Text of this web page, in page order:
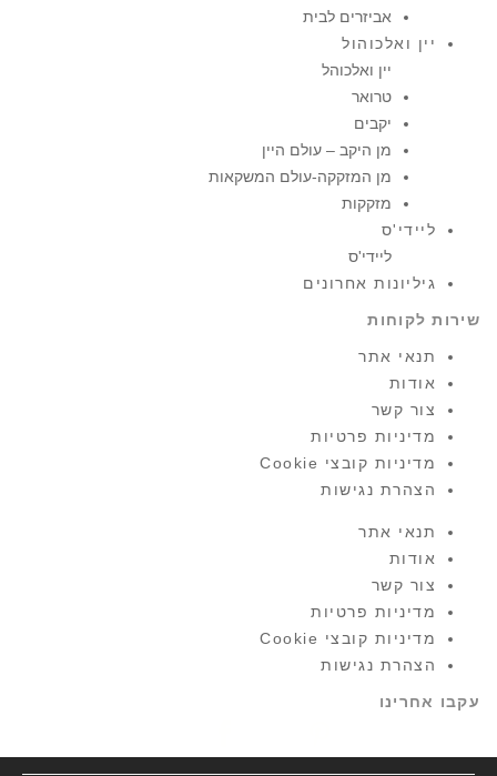
אביזרים לבית
יין ואלכוהול
יין ואלכוהל
טרואר
יקבים
מן היקב – עולם היין
מן המזקקה-עולם המשקאות
מזקקות
ליידי'ס
ליידי'ס
גיליונות אחרונים
שירות לקוחות
תנאי אתר
אודות
צור קשר
מדיניות פרטיות
מדיניות קובצי Cookie
הצהרת נגישות
תנאי אתר
אודות
צור קשר
מדיניות פרטיות
מדיניות קובצי Cookie
הצהרת נגישות
עקבו אחרינו